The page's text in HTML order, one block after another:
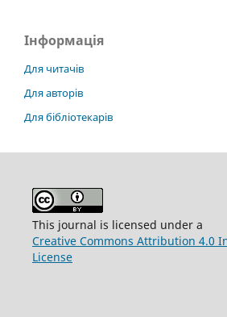
Інформація
Для читачів
Для авторів
Для бібліотекарів
This journal is licensed under a
Creative Commons Attribution 4.0
License